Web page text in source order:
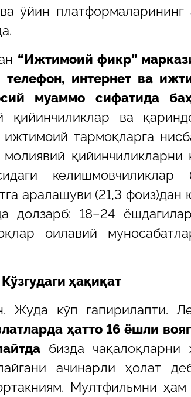
ўйин платформаларининг
“Ижтимоий фикр”
телефон, интернет ва
муаммо сифатида
қийинчиликлар ва
тармоқларга
молиявий қийинчиликларни
аралашуви (21,3 фоиз)дан
долзарб: 18–24
оилавий
Кўзгудаги ҳақиқат
Жуда кўп гапирилапти.
ҳатто 16 ёшли
бизда чақалоқларни
ачинарли ҳолат
Мултфильмни ҳам